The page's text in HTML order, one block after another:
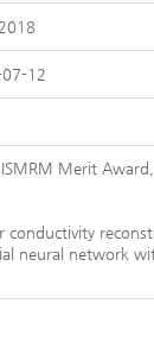
12
Merit
conductivity
neural network